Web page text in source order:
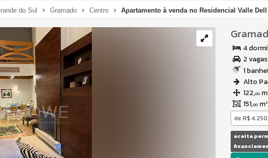
do Sul Gramado Centro Apartamento à venda no Residencial Valle
4
2 vagas
1
Alto
122,00
151,00
de R$
aceita